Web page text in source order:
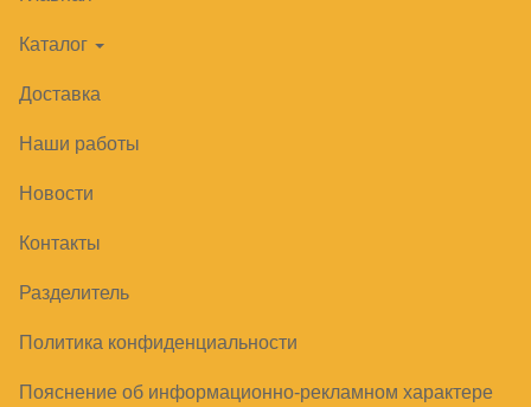
Каталог
Доставка
Наши работы
Новости
Контакты
Разделитель
Политика конфиденциальности
Пояснение об информационно-рекламном характере
POLAIR CS107 BAKERY BR СТЕКЛЯННАЯ
412208 ₽